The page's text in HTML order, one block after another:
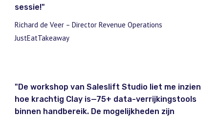
sessie!"
Richard de Veer – Director Revenue Operations
JustEatTakeaway
"De workshop van Saleslift Studio liet me inzien
hoe krachtig Clay is—75+ data-verrijkingstools
binnen handbereik. De mogelijkheden zijn